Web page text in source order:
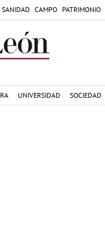
SANIDAD CAMPO PATRIMONIO
UNIVERSIDAD SOCIEDAD